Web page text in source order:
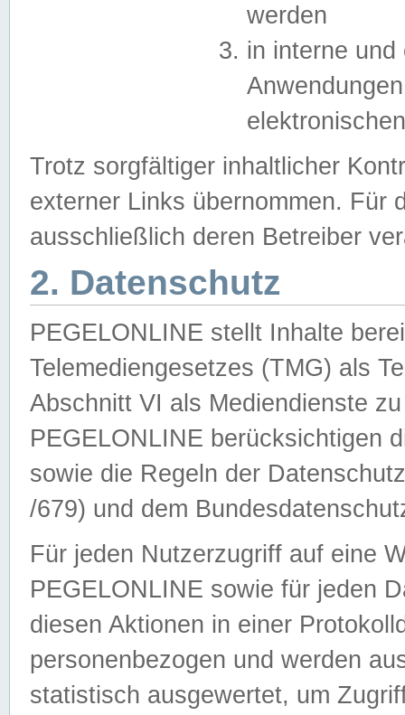
werden
in interne
Trotz sorgfältiger inhaltlicher
externer Links übernommen. Für
ausschließlich deren Betreiber
2. Datenschutz
PEGELONLINE stellt Inhalte
Telemediengesetzes (TMG) als
Abschnitt VI als Mediendienste
PEGELONLINE berücksichtigen
sowie die Regeln der
/679) und dem
Für jeden Nutzerzugriff auf eine
PEGELONLINE sowie für jeden
diesen Aktionen in einer
personenbezogen und werden
statistisch ausgewertet, um